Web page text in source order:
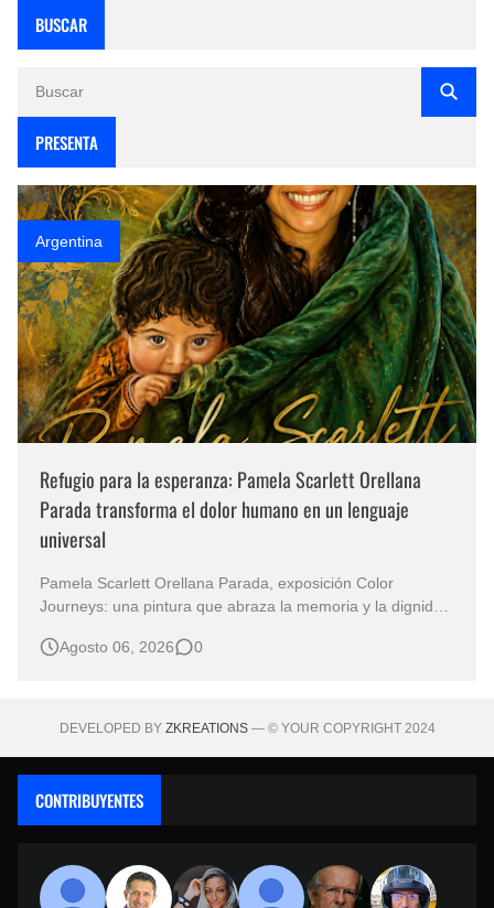
BUSCAR
PRESENTA
Argentina
Refugio para la esperanza: Pamela Scarlett Orellana
Parada transforma el dolor humano en un lenguaje
universal
Pamela Scarlett Orellana Parada, exposición Color
Journeys: una pintura que abraza la memoria y la dignidad
obras no necesitan levantar la voz para permanecer en la
Agosto 06, 2026 0
DEVELOPED BY ZKREATIONS— © YOUR COPYRIGHT 2024
CONTRIBUYENTES